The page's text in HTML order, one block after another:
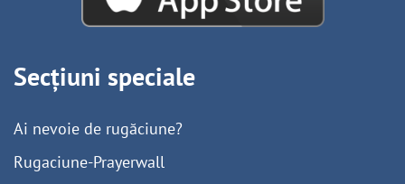
Secțiuni speciale
Ai nevoie de rugăciune?
Rugaciune-Prayerwall